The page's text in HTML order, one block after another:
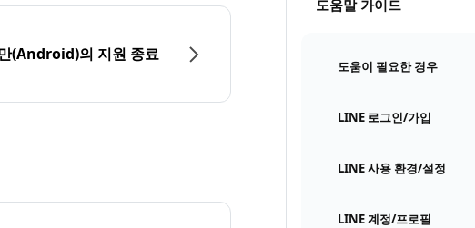
도움말 가이드
도움이 필요한 경우
LINE 로그인/가입
LINE 사용 환경/설정
LINE 계정/프로필
(Android)의 지원 종료